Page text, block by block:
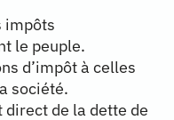
impôts
le peuple.
d’impôt à celles
société.
de la dette de